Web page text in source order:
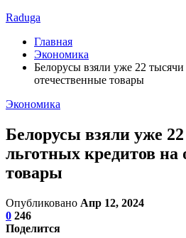
Raduga
Главная
Экономика
Белорусы взяли уже 22
отечественные товары
Экономика
Белорусы взяли уже
льготных кредитов на
товары
Опубликовано Апр 12, 2024
0 246
Поделится